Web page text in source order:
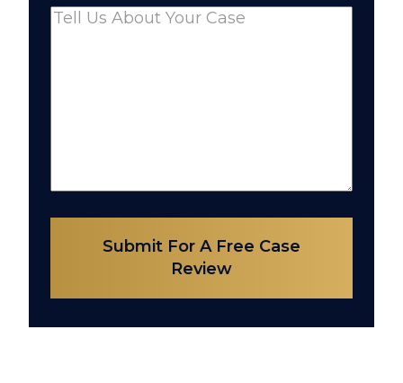
Comments(Required)
Submit For A Free Case
Review